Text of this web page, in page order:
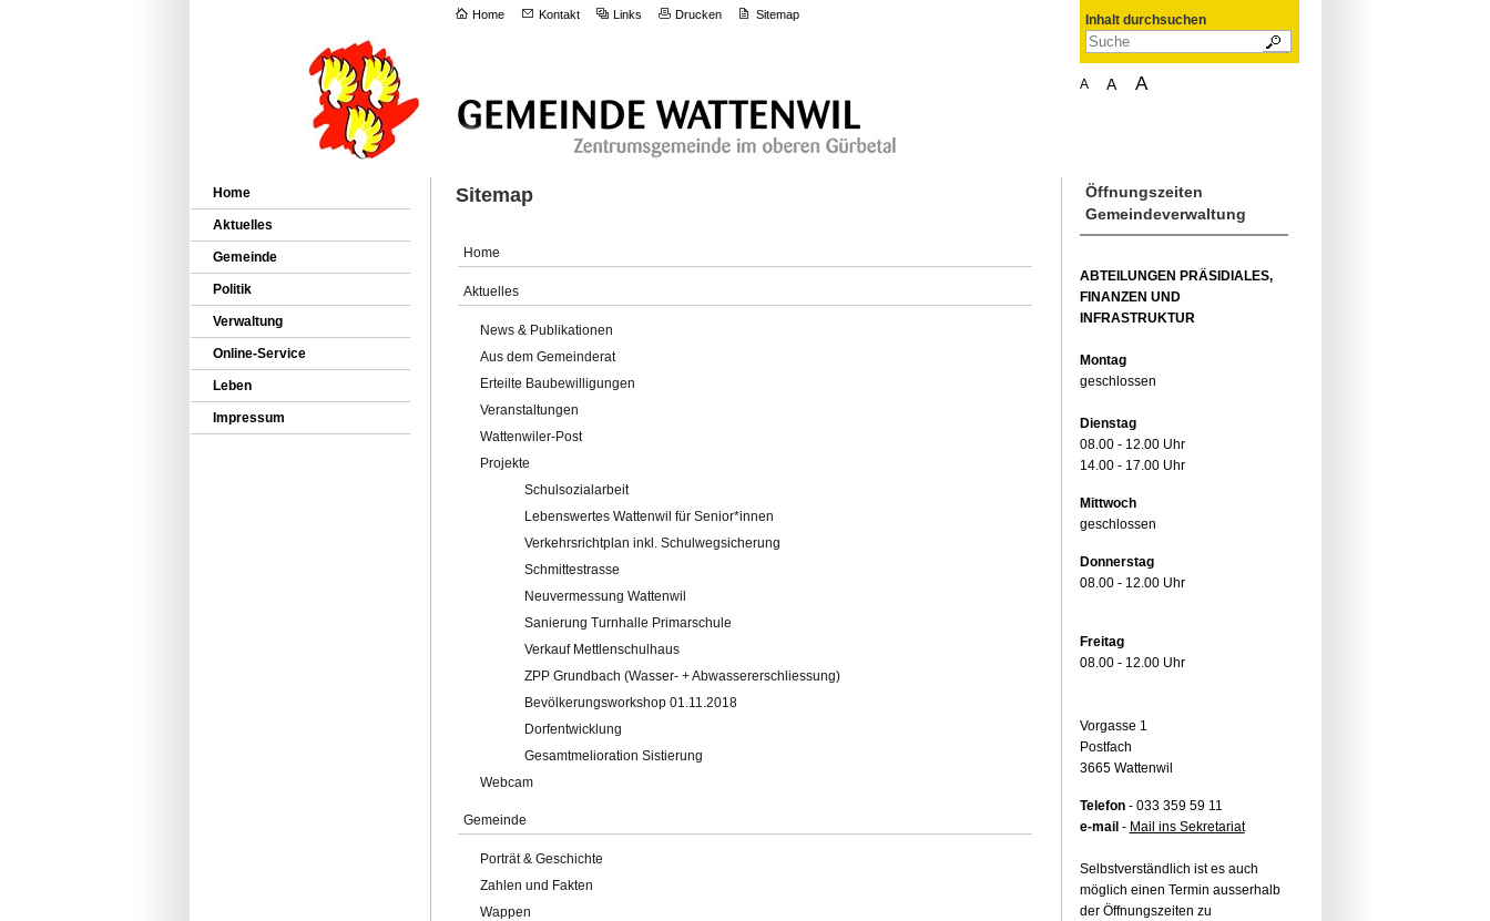
Home Kontakt Links Drucken Sitemap Inhalt durchsuchen
A A A
Home
Aktuelles
Gemeinde
Politik
Verwaltung
Online-Service
Leben
Impressum
Sitemap
Home
Aktuelles
News & Publikationen
Aus dem Gemeinderat
Erteilte Baubewilligungen
Veranstaltungen
Wattenwiler-Post
Projekte
Schulsozialarbeit
Lebenswertes Wattenwil für Senior*innen
Verkehrsrichtplan inkl. Schulwegsicherung
Schmittestrasse
Neuvermessung Wattenwil
Sanierung Turnhalle Primarschule
Verkauf Mettlenschulhaus
ZPP Grundbach (Wasser- + Abwassererschliessung)
Bevölkerungsworkshop 01.11.2018
Dorfentwicklung
Gesamtmelioration Sistierung
Webcam
Gemeinde
Porträt & Geschichte
Zahlen und Fakten
Wappen
Öffnungszeiten
Gemeindeverwaltung
ABTEILUNGEN PRÄSIDIALES,
FINANZEN UND
INFRASTRUKTUR
Montag
geschlossen
Dienstag
08.00 - 12.00 Uhr
14.00 - 17.00 Uhr
Mittwoch
geschlossen
Donnerstag
08.00 - 12.00 Uhr
Freitag
08.00 - 12.00 Uhr
Vorgasse 1
Postfach
3665 Wattenwil
Telefon- 033 359 59 11
e-mail - Mail ins Sekretariat
Selbstverständlich ist es auch
möglich einen Termin ausserhalb
der Öffnungszeiten zu